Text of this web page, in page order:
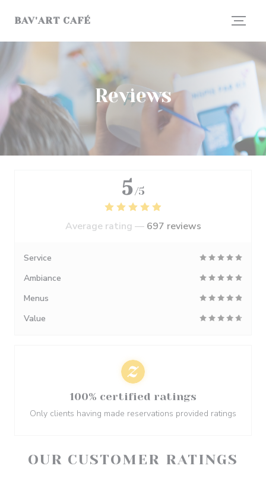
BAV'ART CAFÉ
Reviews
OUR CUSTOMER RATINGS
5 /5
Average rating — 697 reviews
Service
Ambiance
Menus
Value
100% certified ratings
Only clients having made reservations provided ratings